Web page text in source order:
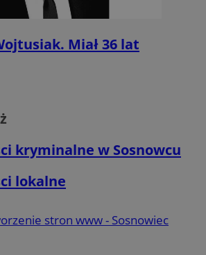
Miał 36 lat
kryminalne w Sosnowcu
lokalne
stron www - Sosnowiec